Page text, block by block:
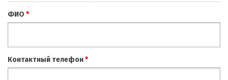
ФИО *
Контактный телефон*